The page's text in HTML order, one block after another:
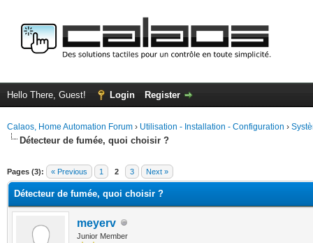
Hello There, Guest! Login Register
Calaos, Home Automation Forum › Utilisation - Installation - Configuration ›
Détecteur de fumée, quoi choisir ?
Pages (3): « Previous 1 2 3 Next »
Détecteur de fumée, quoi choisir ?
meyerv
Junior Member